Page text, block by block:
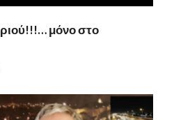
μόνο στο